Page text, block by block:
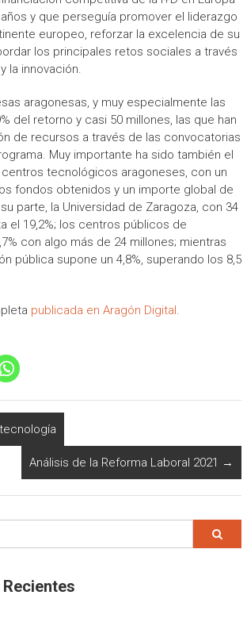
y que perseguía promover el liderazgo
europeo, reforzar la excelencia de su
los principales retos sociales a través
la innovación.
aragonesas, y muy especialmente las
del retorno y casi 50 millones, las que han
de recursos a través de las convocatorias
Muy importante ha sido también el
tecnológicos aragoneses, con un
fondos obtenidos y un importe global de
parte, la Universidad de Zaragoza, con 34
el 19,2%; los centros públicos de
con algo más de 24 millones; mientras
pública supone un 4,8%, superando los 8,5
publicada en Aragón Digital.
Análisis de la Reforma Laboral 2021 →